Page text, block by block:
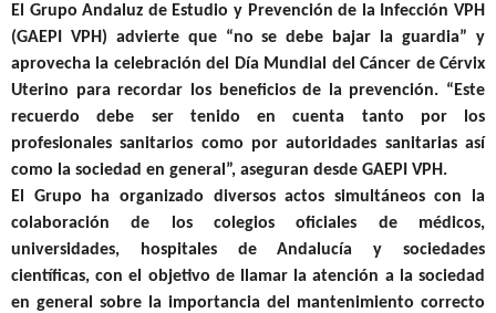
El Grupo Andaluz de Estudio y Prevención de la Infección VPH
(GAEPI VPH) advierte que “no se debe bajar la guardia” y
aprovecha la celebración del Día Mundial del Cáncer de Cérvix
Uterino para recordar los beneficios de la prevención. “Este
recuerdo debe ser tenido en cuenta tanto por los
profesionales sanitarios como por autoridades sanitarias así
como la sociedad en general”, aseguran desde GAEPI VPH.
El Grupo ha organizado diversos actos simultáneos con la
colaboración de los colegios oficiales de médicos,
universidades, hospitales de Andalucía y sociedades
científicas, con el objetivo de llamar la atención a la sociedad
en general sobre la importancia del mantenimiento correcto